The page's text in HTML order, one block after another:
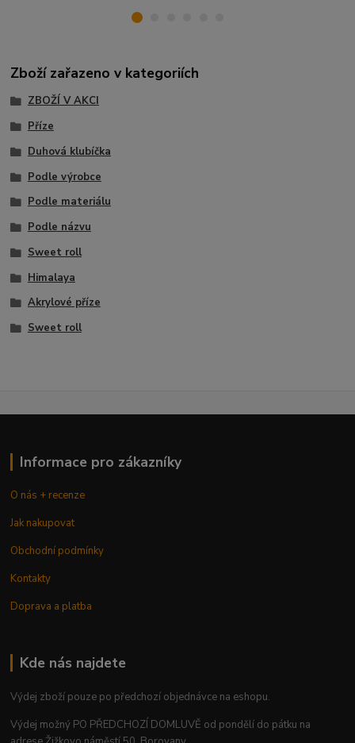
Zboží zařazeno v kategoriích
ZBOŽÍ V AKCI
Příze
Duhová klubíčka
Podle výrobce
Podle materiálu
Podle názvu
Sweet roll
Himalaya
Akrylové příze
Sweet roll
Informace pro zákazníky
O nás + recenze
Jak nakupovat
Obchodní podmínky
Kontakty
Doprava a platba
Kde nás najdete
Výdej zboží pouze po předchozí objednávce na eshopu.
Výdej možný PO PŘEDCHOZÍ DOMLUVĚ od pondělí do pátku na